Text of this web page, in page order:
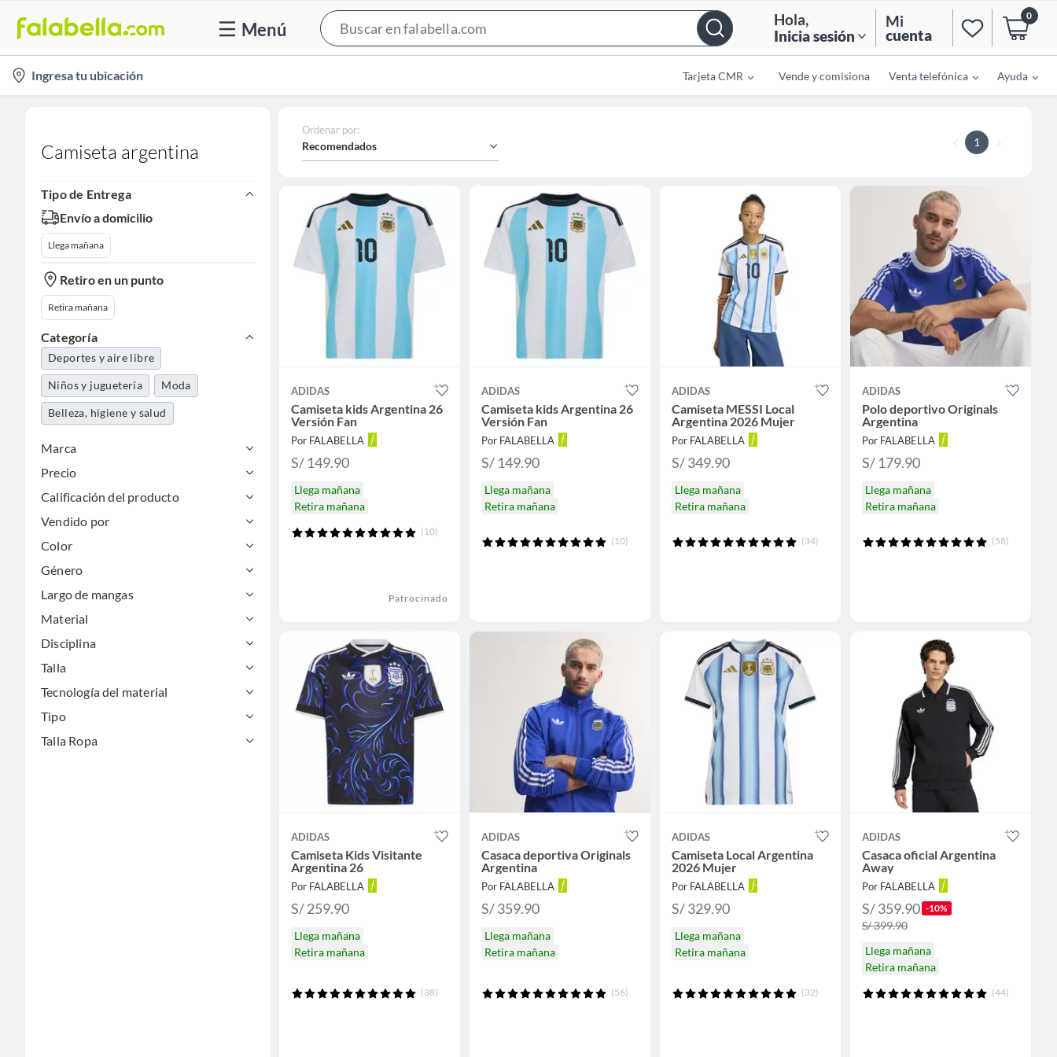
Menú
Bar
Hola,
Inicia sesión
Mi
cuenta
0
location-
icon
Ingresa tu ubicación Tarjeta CMR Vende y comisiona Venta telefónica Ayuda
Camiseta argentina
Tipo de Entrega
Envío a domicilio
Llega mañana
Retiro en un punto
Retira mañana
Categoría
Deportes y aire libre
Niños y juguetería Moda
Belleza, higiene y salud
Marca
Precio
Calificación del producto
Vendido por
Color
Género
Largo de mangas
Material
Disciplina
Talla
Tecnología del material
Tipo
Talla Ropa
Ordenar por:
Recomendados 1
ADIDAS
Camiseta kids Argentina 26
Versión Fan
Por FALABELLA
S/ 149.90
Llega mañana
Retira mañana
(10)
Patrocinado
ADIDAS
Camiseta kids Argentina 26
Versión Fan
Por FALABELLA
S/ 149.90
Llega mañana
Retira mañana
(10)
ADIDAS
Camiseta MESSI Local
Argentina 2026 Mujer
Por FALABELLA
S/ 349.90
Llega mañana
Retira mañana
(34)
ADIDAS
Polo deportivo Originals
Argentina
Por FALABELLA
S/ 179.90
Llega mañana
Retira mañana
(58)
ADIDAS
Camiseta Kids Visitante
Argentina 26
Por FALABELLA
S/ 259.90
Llega mañana
Retira mañana
(38)
ADIDAS
Casaca deportiva Originals
Argentina
Por FALABELLA
S/ 359.90
Llega mañana
Retira mañana
(56)
ADIDAS
Camiseta Local Argentina
2026 Mujer
Por FALABELLA
S/ 329.90
Llega mañana
Retira mañana
(32)
ADIDAS
Casaca oficial Argentina
Away
Por FALABELLA
S/ 359.90 -10%
S/ 399.90
Llega mañana
Retira mañana
(44)